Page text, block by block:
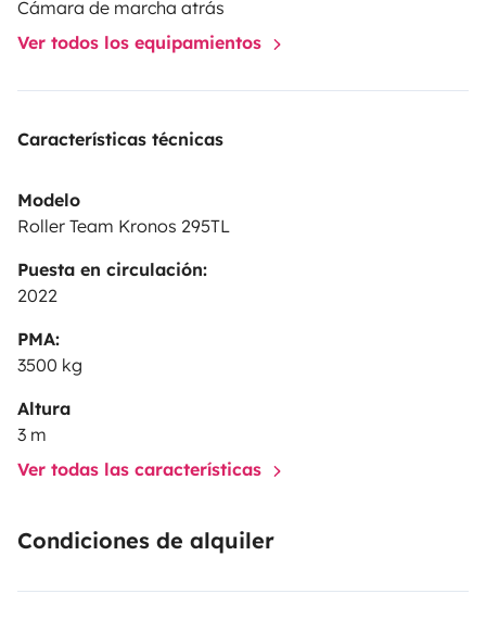
Cámara de marcha atrás
Ver todos los equipamientos
Características técnicas
Modelo
Roller Team Kronos 295TL
Puesta en circulación:
2022
PMA:
3500 kg
Altura
3 m
Ver todas las características
Condiciones de alquiler